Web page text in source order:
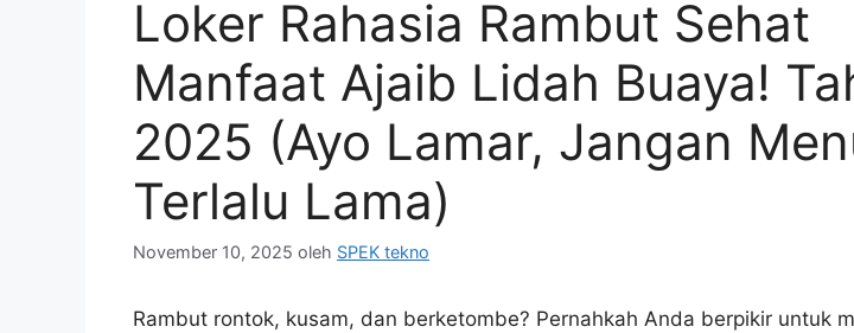
Loker Rahasia Rambut Sehat
Manfaat Ajaib Lidah Buaya!
2025 (Ayo Lamar, Jangan
Terlalu Lama)
November 10, 2025 oleh SPEK tekno
Rambut rontok, kusam, dan berketombe? Pernahkah Anda berpikir untuk